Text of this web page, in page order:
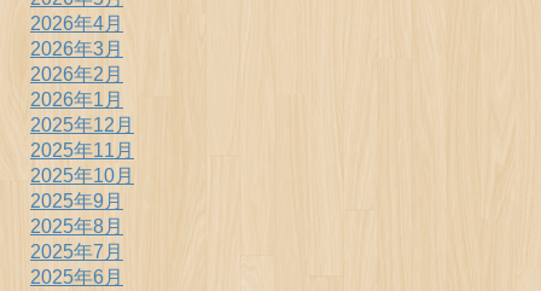
2026年4月
2026年3月
2026年2月
2026年1月
2025年12月
2025年11月
2025年10月
2025年9月
2025年8月
2025年7月
2025年6月